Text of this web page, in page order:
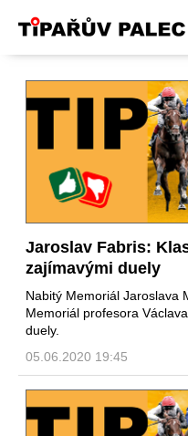
Tipařův palec
Jaroslav Fabris:
zajímavými duely
Nabitý Memoriál Jaroslava
Memoriál profesora
duely.
05.06.2020 19:45